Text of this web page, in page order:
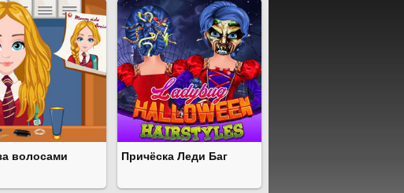
волосами Причёска Леди Баг